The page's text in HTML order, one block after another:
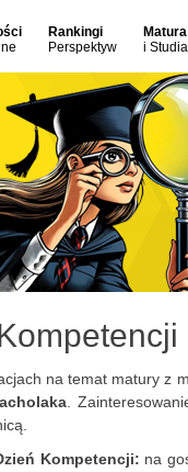
Rankingi
Perspektyw
Matura
i Studia
na temat matury z
.
Kompetencji: na